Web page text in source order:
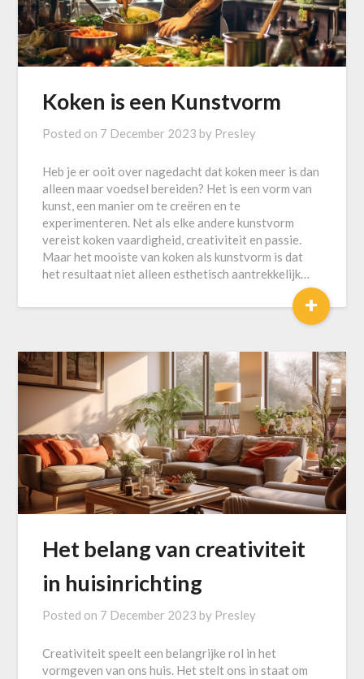
Koken is een Kunstvorm
Posted on 7 December 2023 by Presley
Heb je er ooit over nagedacht dat koken meer is dan
alleen maar voedsel bereiden? Het is een vorm van
kunst, een manier om te creëren en te
experimenteren. Net als elke andere kunstvorm
vereist koken vaardigheid, creativiteit en passie.
Maar het mooiste van koken als kunstvorm is dat
het resultaat niet alleen esthetisch aantrekkelijk…
+
Het belang van creativiteit
in huisinrichting
Posted on 7 December 2023 by Presley
Creativiteit speelt een belangrijke rol in het
vormgeven van ons huis. Het stelt ons in staat om